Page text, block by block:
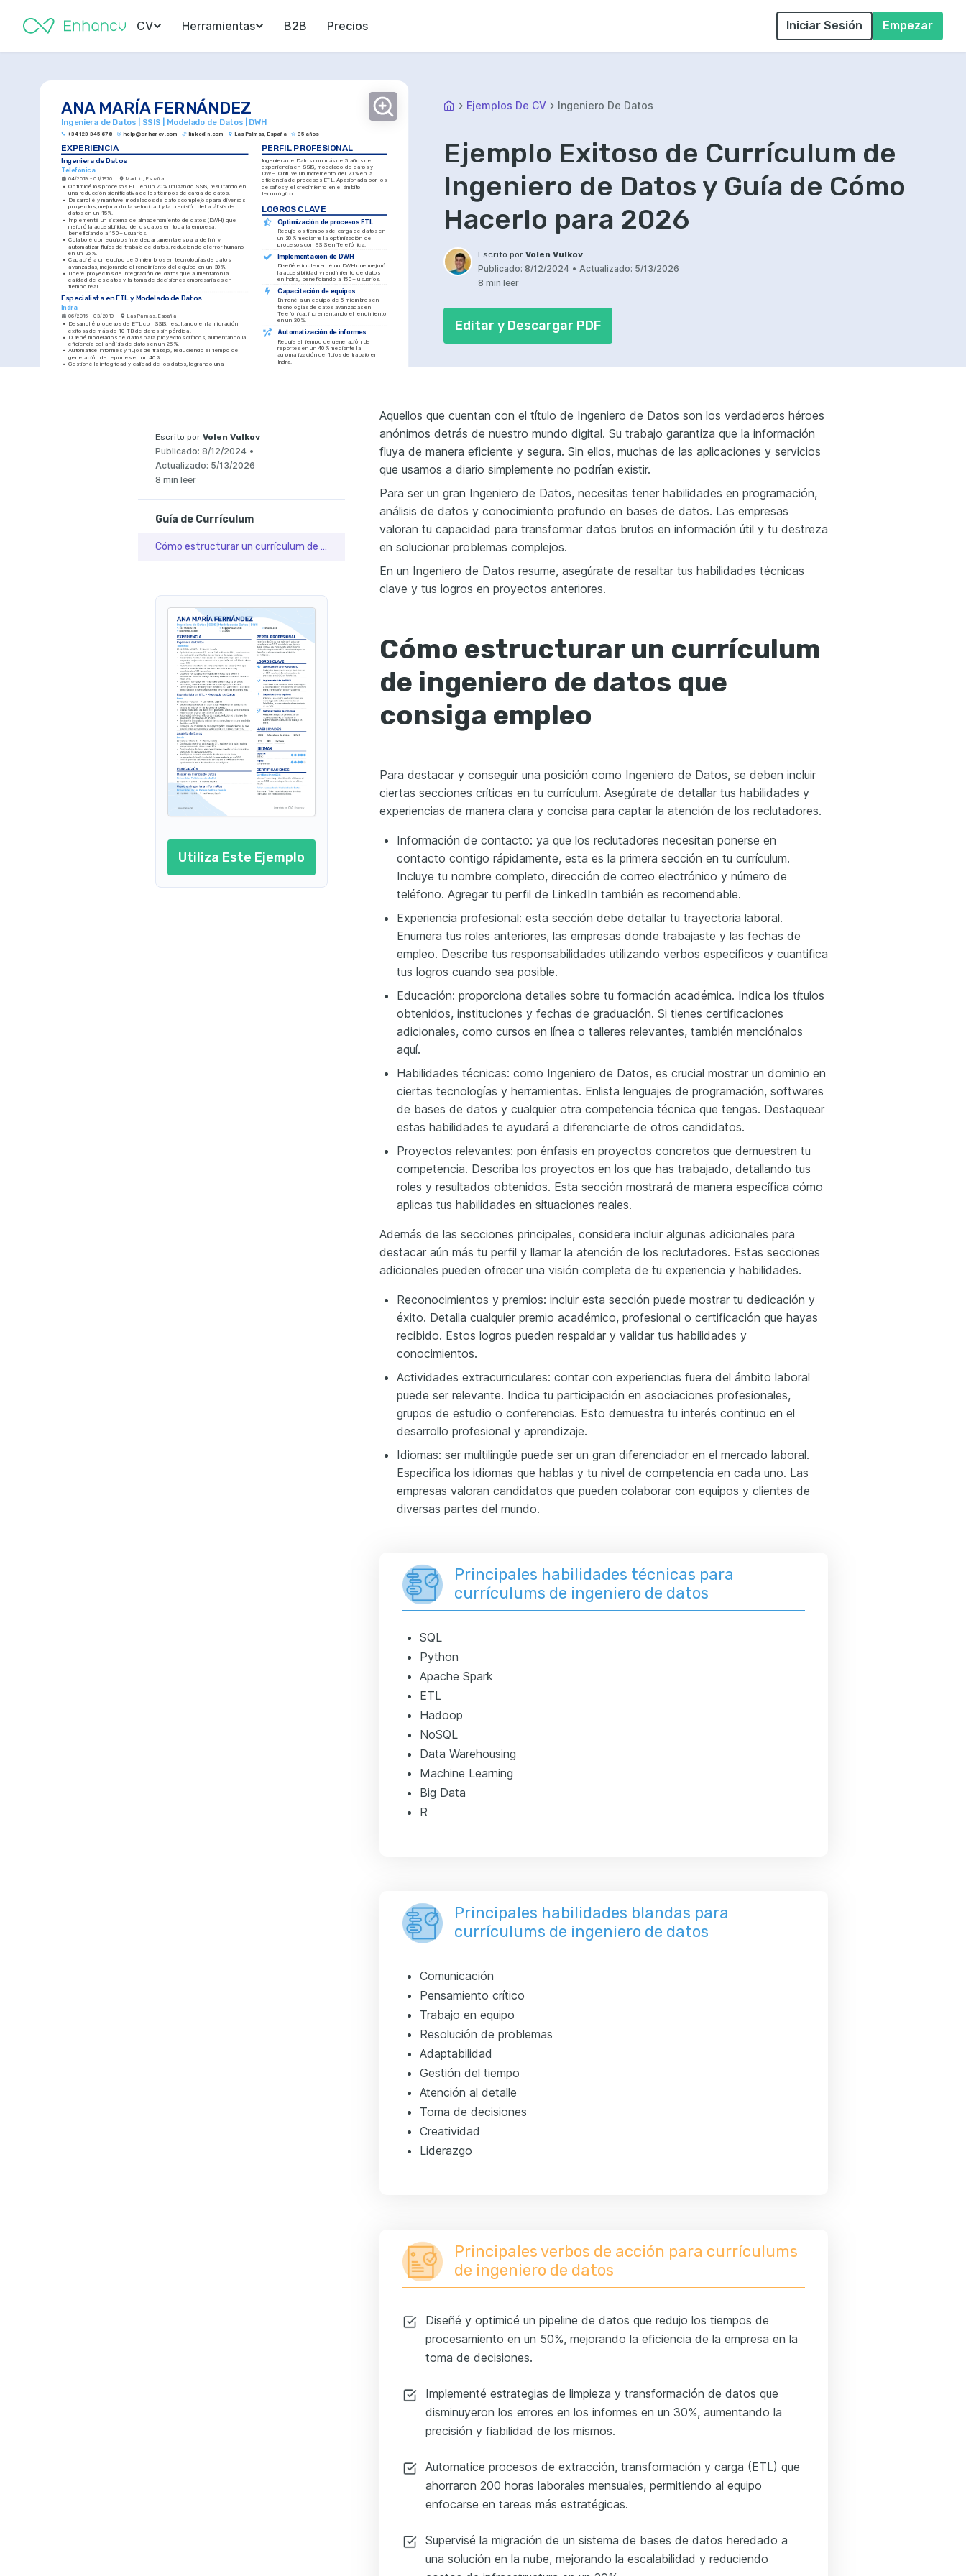
CV Herramientas B2B Precios Iniciar Sesión Empezar
ANA MARÍA FERNÁNDEZ
Ingeniera de Datos | SSIS | Modelado de Datos | DWH
+34 123 345 678 help@enhancv.com linkedin.com Las Palmas, España 35 años
EXPERIENCIA
Ingeniera de Datos
Telefónica
04/2019 - 01/1970 Madrid, España
• Optimicé los procesos ETL en un 20% utilizando SSIS, resultando en
una reducción significativa de los tiempos de carga de datos.
• Desarrollé y mantuve modelados de datos complejos para diversos
proyectos, mejorando la velocidad y la precisión del análisis de
datos en un 15%.
•
Implementé un sistema de almacenamiento de datos (DWH) que
mejoró la accesibilidad de los datos en toda la empresa,
beneficiando a 150+ usuarios.
• Colaboré con equipos interdepartamentales para definir y
automatizar flujos de trabajo de datos, reduciendo el error humano
en un 25%.
• Capacité a un equipo de 5 miembros en tecnologías de datos
avanzadas, mejorando el rendimiento del equipo en un 30%.
• Lideré proyectos de integración de datos que aumentaron la
calidad de los datos y la toma de decisiones empresariales en
tiempo real.
Especialista en ETL y Modelado de Datos
Indra
06/2015 - 03/2019 Las Palmas, España
•
Desarrollé procesos de ETL con SSIS, resultando en la migración
exitosa de más de 10 TB de datos sin pérdida.
• Diseñé modelados de datos para proyectos críticos, aumentando la
eficiencia del análisis de datos en un 25%.
• Automaticé informes y flujos de trabajo, reduciendo el tiempo de
generación de reportes en un 40%.
• Gestioné la integridad y calidad de los datos, logrando una
Creé modelos de datos que permitieron un análisis más profundo y
Participé en la reestructuración de almacenes de datos,
incrementando la eficiencia del almacenamiento en un 35%.
Analicé grandes volúmenes de datos para identificar patrones,
ayudando a la toma de decisiones estratégicas.
Madrid, España
Grado en Ingeniería Informática
Las Palmas, España
PERFIL PROFESIONAL
Ingeniera de Datos con más de 5 años de
experiencia en SSIS, modelado de datos y
DWH. Obtuve un incremento del 20% en la
eficiencia de procesos ETL. Apasionada por los
desafíos y el crecimiento en el ámbito
tecnológico.
LOGROS CLAVE
Optimización de procesos ETL
Reduje los tiempos de carga de datos en
un 20% mediante la optimización de
procesos con SSIS en Telefónica.
Implementación de DWH
Diseñé e implementé un DWH que mejoró
la accesibilidad y rendimiento de datos
en Indra, beneficiando a 150+ usuarios.
Capacitación de equipos
Entrené a un equipo de 5 miembros en
tecnologías de datos avanzadas en
Telefónica, incrementando el rendimiento
en un 30%.
Automatización de informes
Reduje el tiempo de generación de
reportes en un 40% mediante la
automatización de flujos de trabajo en
Indra.
uso de SSIS para la integración de servicios y
Senderismo
Disfruto explorando la naturaleza
y realizando caminatas regulares
en senderos locales y nacionales.
Ejemplos De CV Ingeniero De Datos
Ejemplo Exitoso de Currículum de
Ingeniero de Datos y Guía de Cómo
Hacerlo para 2026
Escrito porVolen Vulkov
Publicado: 8/12/2024 • Actualizado: 5/13/2026
8 min leer
Editar y Descargar PDF
Escrito por Volen Vulkov
Publicado: 8/12/2024 •
Actualizado: 5/13/2026
8 min leer
Guía de Currículum
Cómo estructurar un currículum de ingeniero de datos que consiga empleo
Utiliza Este Ejemplo
Aquellos que cuentan con el título de Ingeniero de Datos son los verdaderos héroes
anónimos detrás de nuestro mundo digital. Su trabajo garantiza que la información
fluya de manera eficiente y segura. Sin ellos, muchas de las aplicaciones y servicios
que usamos a diario simplemente no podrían existir.
Para ser un gran Ingeniero de Datos, necesitas tener habilidades en programación,
análisis de datos y conocimiento profundo en bases de datos. Las empresas
valoran tu capacidad para transformar datos brutos en información útil y tu destreza
en solucionar problemas complejos.
En un Ingeniero de Datos resume, asegúrate de resaltar tus habilidades técnicas
clave y tus logros en proyectos anteriores.
Cómo estructurar un currículum
de ingeniero de datos que
consiga empleo
Para destacar y conseguir una posición como Ingeniero de Datos, se deben incluir
ciertas secciones críticas en tu currículum. Asegúrate de detallar tus habilidades y
experiencias de manera clara y concisa para captar la atención de los reclutadores.
Información de contacto: ya que los reclutadores necesitan ponerse en
contacto contigo rápidamente, esta es la primera sección en tu currículum.
Incluye tu nombre completo, dirección de correo electrónico y número de
teléfono. Agregar tu perfil de LinkedIn también es recomendable.
Experiencia profesional: esta sección debe detallar tu trayectoria laboral.
Enumera tus roles anteriores, las empresas donde trabajaste y las fechas de
empleo. Describe tus responsabilidades utilizando verbos específicos y cuantifica
tus logros cuando sea posible.
Educación: proporciona detalles sobre tu formación académica. Indica los títulos
obtenidos, instituciones y fechas de graduación. Si tienes certificaciones
adicionales, como cursos en línea o talleres relevantes, también menciónalos
aquí.
Habilidades técnicas: como Ingeniero de Datos, es crucial mostrar un dominio en
ciertas tecnologías y herramientas. Enlista lenguajes de programación, softwares
de bases de datos y cualquier otra competencia técnica que tengas. Destaquear
estas habilidades te ayudará a diferenciarte de otros candidatos.
Proyectos relevantes: pon énfasis en proyectos concretos que demuestren tu
competencia. Describa los proyectos en los que has trabajado, detallando tus
roles y resultados obtenidos. Esta sección mostrará de manera específica cómo
aplicas tus habilidades en situaciones reales.
Además de las secciones principales, considera incluir algunas adicionales para
destacar aún más tu perfil y llamar la atención de los reclutadores. Estas secciones
adicionales pueden ofrecer una visión completa de tu experiencia y habilidades.
Reconocimientos y premios: incluir esta sección puede mostrar tu dedicación y
éxito. Detalla cualquier premio académico, profesional o certificación que hayas
recibido. Estos logros pueden respaldar y validar tus habilidades y
conocimientos.
Actividades extracurriculares: contar con experiencias fuera del ámbito laboral
puede ser relevante. Indica tu participación en asociaciones profesionales,
grupos de estudio o conferencias. Esto demuestra tu interés continuo en el
desarrollo profesional y aprendizaje.
Idiomas: ser multilingüe puede ser un gran diferenciador en el mercado laboral.
Especifica los idiomas que hablas y tu nivel de competencia en cada uno. Las
empresas valoran candidatos que pueden colaborar con equipos y clientes de
diversas partes del mundo.
Principales habilidades técnicas para
currículums de ingeniero de datos
SQL
Python
Apache Spark
ETL
Hadoop
NoSQL
Data Warehousing
Machine Learning
Big Data
R
Principales habilidades blandas para
currículums de ingeniero de datos
Comunicación
Pensamiento crítico
Trabajo en equipo
Resolución de problemas
Adaptabilidad
Gestión del tiempo
Atención al detalle
Toma de decisiones
Creatividad
Liderazgo
Principales verbos de acción para currículums
de ingeniero de datos
Diseñé y optimicé un pipeline de datos que redujo los tiempos de
procesamiento en un 50%, mejorando la eficiencia de la empresa en la
toma de decisiones.
Implementé estrategias de limpieza y transformación de datos que
disminuyeron los errores en los informes en un 30%, aumentando la
precisión y fiabilidad de los mismos.
Automatice procesos de extracción, transformación y carga (ETL) que
ahorraron 200 horas laborales mensuales, permitiendo al equipo
enfocarse en tareas más estratégicas.
Supervisé la migración de un sistema de bases de datos heredado a
una solución en la nube, mejorando la escalabilidad y reduciendo